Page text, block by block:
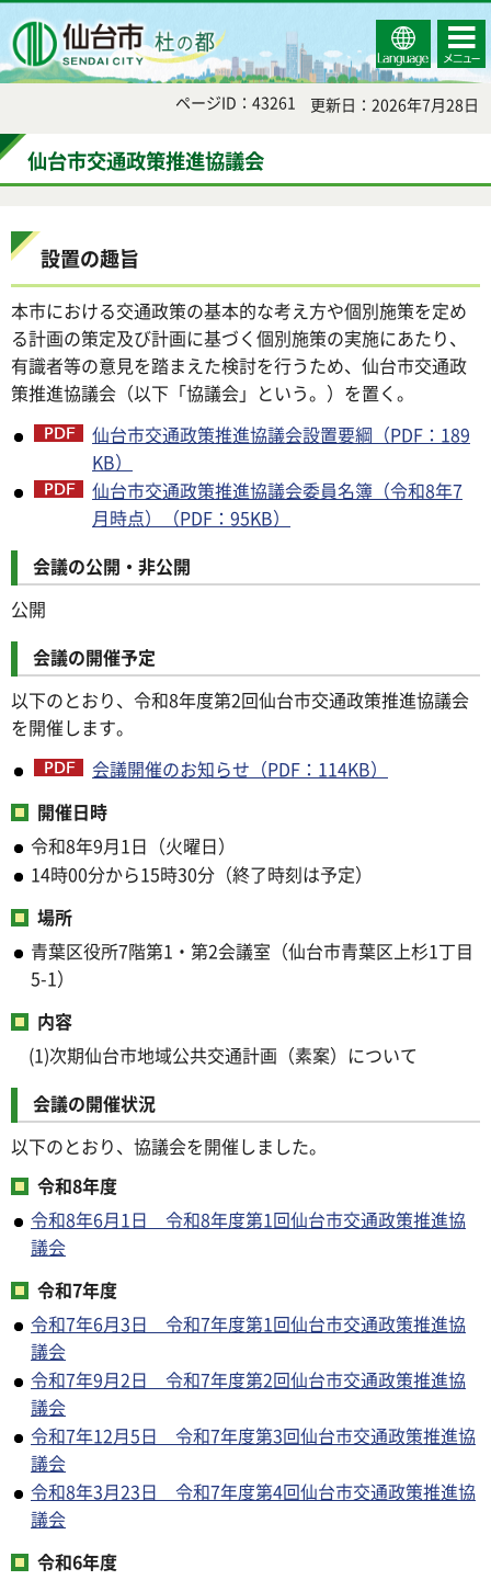
Select
Language
コンテ
ンツメ
ニュー
ページID：43261 更新日：2026年7月28日
仙台市交通政策推進協議会
設置の趣旨
本市における交通政策の基本的な考え方や個別施策を定め
る計画の策定及び計画に基づく個別施策の実施にあたり、
有識者等の意見を踏まえた検討を行うため、仙台市交通政
策推進協議会（以下「協議会」という。）を置く。
仙台市交通政策推進協議会設置要綱（PDF：189
KB）
仙台市交通政策推進協議会委員名簿（令和8年7
月時点）（PDF：95KB）
会議の公開・非公開
公開
会議の開催予定
以下のとおり、令和8年度第2回仙台市交通政策推進協議会
を開催します。
会議開催のお知らせ（PDF：114KB）
開催日時
令和8年9月1日（火曜日）
14時00分から15時30分（終了時刻は予定）
場所
青葉区役所7階第1・第2会議室（仙台市青葉区上杉1丁目
5-1）
内容
(1)次期仙台市地域公共交通計画（素案）について
会議の開催状況
以下のとおり、協議会を開催しました。
令和8年度
令和8年6月1日 令和8年度第1回仙台市交通政策推進協
議会
令和7年度
令和7年6月3日 令和7年度第1回仙台市交通政策推進協
議会
令和7年9月2日 令和7年度第2回仙台市交通政策推進協
議会
令和7年12月5日 令和7年度第3回仙台市交通政策推進協
議会
令和8年3月23日 令和7年度第4回仙台市交通政策推進協
議会
令和6年度